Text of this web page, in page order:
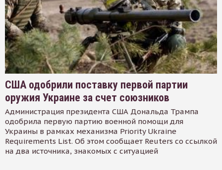
США одобрили поставку первой партии
оружия Украине за счет союзников
Администрация президента США Дональда Трампа
одобрила первую партию военной помощи для
Украины в рамках механизма Priority Ukraine
Requirements List. Об этом сообщает Reuters со ссылкой
на два источника, знакомых с ситуацией